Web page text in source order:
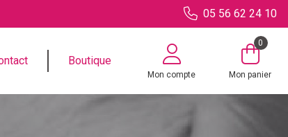
05 56 62 24 10
Boutique
Mon compte
0
Mon panier